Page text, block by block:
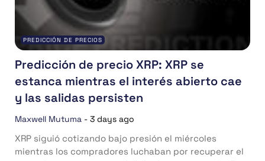
PREDICCIÓN DE PRECIOS
Predicción de precio XRP: XRP se
estanca mientras el interés abierto cae
y las salidas persisten
Maxwell Mutuma - 3 days ago
XRP siguió cotizando bajo presión el miércoles
mientras los compradores luchaban por recuperar el